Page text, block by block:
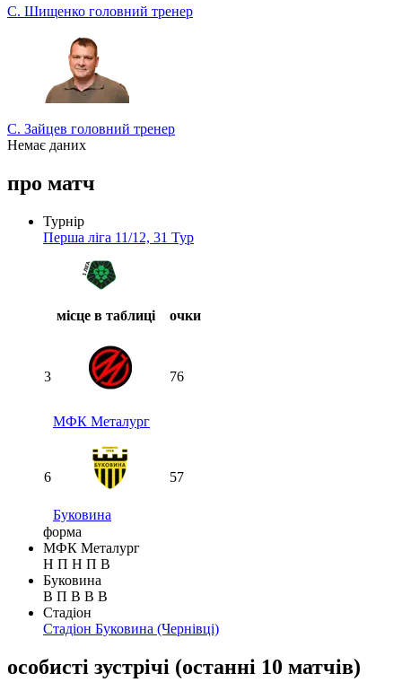
С. Шищенко головний тренер
С. Зайцев головний тренер
Немає даних
про матч
Турнір
Перша ліга 11/12, 31 Тур
місце в таблиці очки
3
МФК Металург
76
6
Буковина
57
форма
МФК Металург
Н П Н П В
Буковина
В П В В В
Стадіон
Стадіон Буковина (Чернівці)
особисті зустрічі (останні 10 матчів)